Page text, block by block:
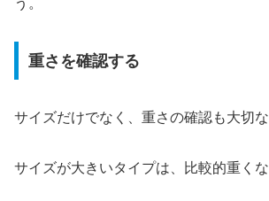
う。
重さを確認する
サイズだけでなく、重さの確認も大切な
サイズが大きいタイプは、比較的重くな